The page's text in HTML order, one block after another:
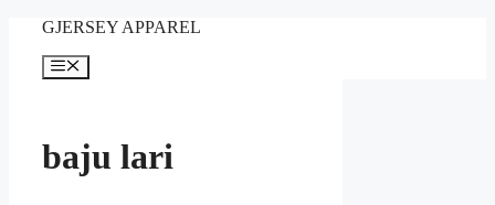
content
GJERSEY APPAREL
Menu
baju lari